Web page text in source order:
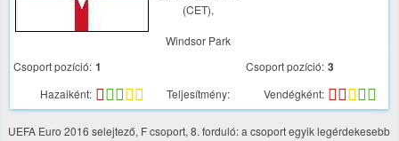
(CET),
Windsor Park
Csoport pozíció: 1 Csoport pozíció: 3
Hazaiként: Teljesítmény: Vendégként:
UEFA Euro 2016 selejtező, F csoport, 8. forduló: a csoport egyik legérdekesebb